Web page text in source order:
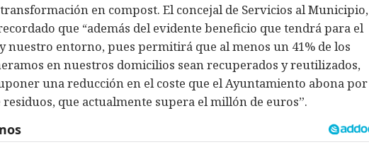
en compost. El concejal de Servicios al Municipio,
que “además del evidente beneficio que tendrá para el
nuestro entorno, pues permitirá que al menos un 41% de los
en nuestros domicilios sean recuperados y reutilizados,
una reducción en el coste que el Ayuntamiento abona por
que actualmente supera el millón de euros”.